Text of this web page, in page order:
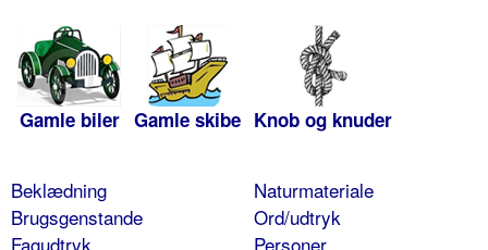
Gamle biler Gamle skibe Knob og knuder
Beklædning
Brugsgenstande
Fagudtryk
Naturmateriale
Ord/udtryk
Personer